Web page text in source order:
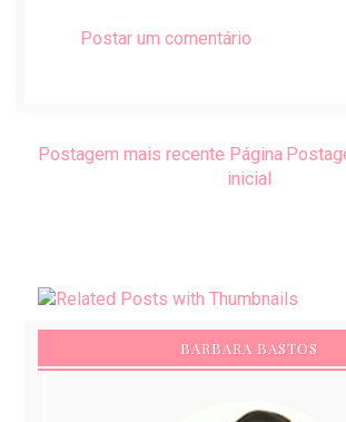
Postar um comentário
Postagem mais recente Página
inicial
BARBARA BASTOS